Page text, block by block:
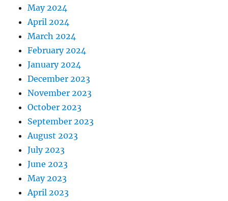
May 2024
April 2024
March 2024
February 2024
January 2024
December 2023
November 2023
October 2023
September 2023
August 2023
July 2023
June 2023
May 2023
April 2023